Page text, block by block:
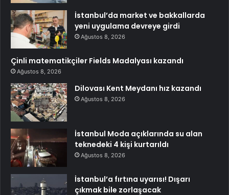
İstanbul’da market ve bakkallarda
yeni uygulama devreye girdi
Ağustos 8, 2026
Çinli matematikçiler Fields Madalyası kazandı
Ağustos 8, 2026
Dilovası Kent Meydanı hız kazandı
Ağustos 8, 2026
İstanbul Moda açıklarında su alan
teknedeki 4 kişi kurtarıldı
Ağustos 8, 2026
İstanbul’a fırtına uyarısı! Dışarı
çıkmak bile zorlaşacak